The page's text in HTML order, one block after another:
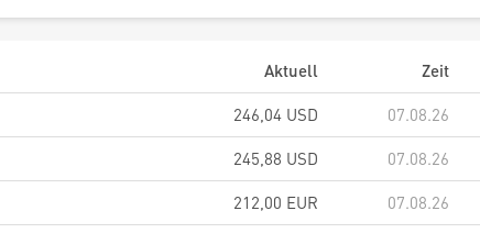
Aktuell Zeit
246,04 USD 07.08.26
245,88 USD 07.08.26
212,00 EUR 07.08.26